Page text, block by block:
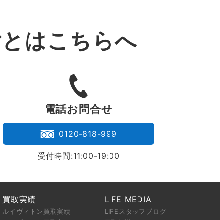
はこちらへ
電話お問合せ
0120-818-999
受付時間:11:00-19:00
買取実績
ルイヴィトン買取実績
LIFE MEDIA
LIFEスタッフブログ